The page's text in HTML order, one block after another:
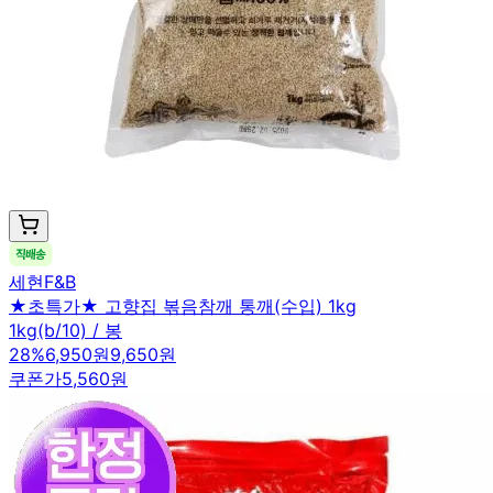
세현F&B
★초특가★ 고향집 볶음참깨 통깨(수입) 1kg
1kg(b/10) / 봉
28%6,950원9,650원
쿠폰가5,560원